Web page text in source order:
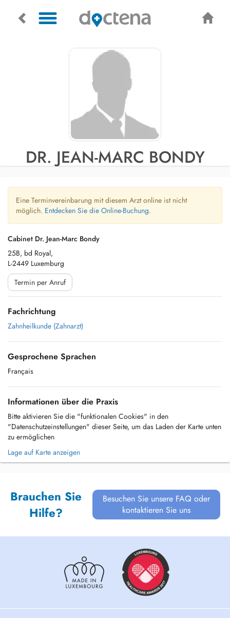
DR. JEAN-MARC BONDY
Eine Terminvereinbarung mit diesem Arzt online ist nicht
möglich. Entdecken Sie die Online-Buchung.
Cabinet Dr. Jean-Marc Bondy
25B, bd Royal,
L-2449 Luxemburg
Termin per Anruf
Fachrichtung
Zahnheilkunde (Zahnarzt)
Gesprochene Sprachen
Français
Informationen über die Praxis
Bitte aktivieren Sie die "funktionalen Cookies" in den
"Datenschutzeinstellungen" dieser Seite, um das Laden der Karte unten
zu ermöglichen
Lage auf Karte anzeigen
Brauchen Sie
Hilfe?
Besuchen Sie unsere FAQ oder
kontaktieren Sie uns